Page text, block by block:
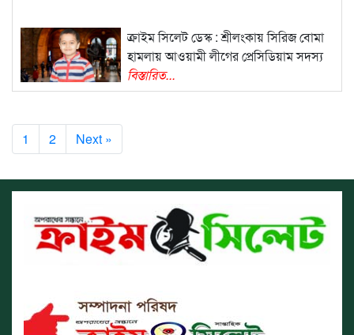
ক্রাইম সিলেট ডেস্ক : শ্রীলংকায় সিরিজ বোমা
হামলায় আওয়ামী লীগের প্রেসিডিয়াম সদস্য
বিস্তারিত...
1 2 Next »